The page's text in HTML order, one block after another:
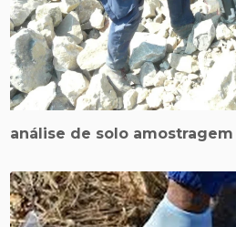
análise de solo amostragem